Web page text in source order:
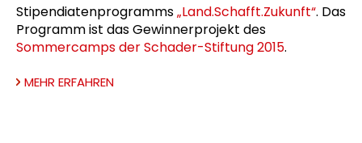
Stipendiatenprogramms„Land.Schafft.Zukunft“. Das
Programm ist das Gewinnerprojekt des
Sommercamps der Schader-Stiftung 2015.
MEHR ERFAHREN